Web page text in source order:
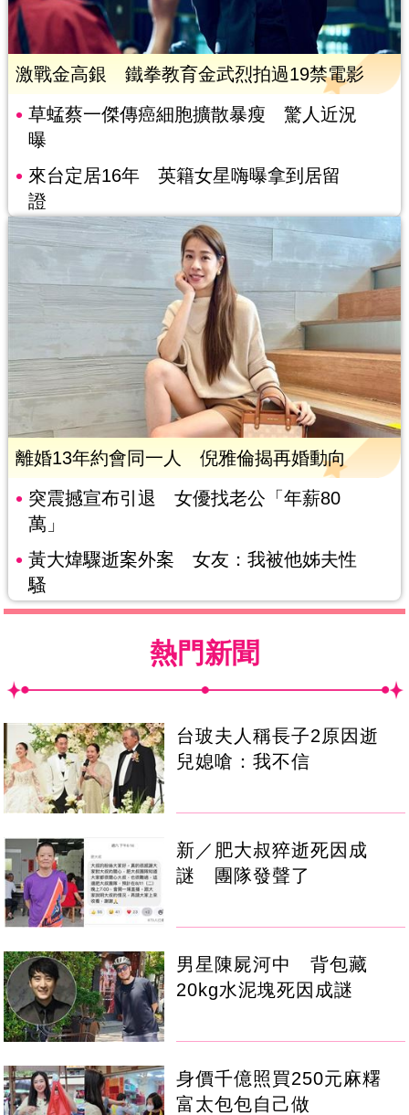
激戰金高銀 鐵拳教育金武烈拍過19禁電影
草蜢蔡一傑傳癌細胞擴散暴瘦 驚人近況
曝
來台定居16年 英籍女星嗨曝拿到居留
證
離婚13年約會同一人 倪雅倫揭再婚動向
突震撼宣布引退 女優找老公「年薪80
萬」
黃大煒驟逝案外案 女友：我被他姊夫性
騷
熱門新聞
台玻夫人稱長子2原因逝
兒媳嗆：我不信
新／肥大叔猝逝死因成
謎 團隊發聲了
男星陳屍河中 背包藏
20kg水泥塊死因成謎
身價千億照買250元麻糬
富太包包自己做